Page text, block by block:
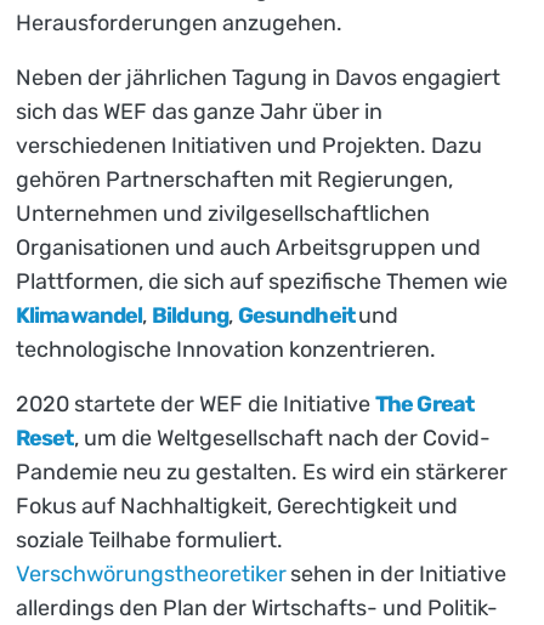
Herausforderungen anzugehen.
Neben der jährlichen Tagung in Davos engagiert
sich das WEF das ganze Jahr über in
verschiedenen Initiativen und Projekten. Dazu
gehören Partnerschaften mit Regierungen,
Unternehmen und zivilgesellschaftlichen
Organisationen und auch Arbeitsgruppen und
Plattformen, die sich auf spezifische Themen wie
Klimawandel, Bildung,Gesundheitund
technologische Innovation konzentrieren.
2020 startete der WEF die InitiativeThe Great
Reset, um die Weltgesellschaft nach der Covid-
Pandemie neu zu gestalten. Es wird ein stärkerer
Fokus auf Nachhaltigkeit, Gerechtigkeit und
soziale Teilhabe formuliert.
Verschwörungstheoretikersehen in der Initiative
allerdings den Plan der Wirtschafts- und Politik-